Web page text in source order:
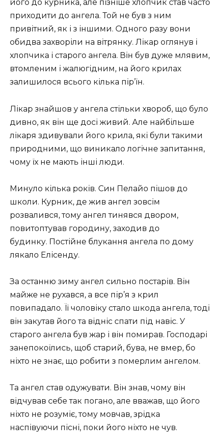
його до курника, але пізніше хлопчик став часто
приходити до ангела. Той не був з ним
привітний, як і з іншими. Одного разу вони
обидва захворіли на вітрянку. Лікар оглянув і
хлопчика і старого ангела. Він був дуже млявим,
втомленим і жалюгідним, на його крилах
залишилося всього кілька пір’їн.
Лікар знайшов у ангела стільки хвороб, що було
дивно, як він ще досі живий. Але найбільше
лікаря здивували його крила, які були такими
природними, що виникало логічне запитання,
чому їх не мають інші люди.
Минуло кілька років. Син Пелайо пішов до
школи. Курник, де жив ангел зовсім
розвалився, тому ангел тинявся двором,
повитоптував городину, заходив до
будинку. Постійне блукання ангела по дому
лякало Елісенду.
За останню зиму ангел сильно постарів. Він
майже не рухався, а все пір’я з крил
повипадало. Її чоловіку стало шкода ангела, тоді
він закутав його та відніс спати під навіс. У
старого ангела був жар і він помирав. Господарі
занепокоїлись, щоб старий, бува, не вмер, бо
ніхто не знає, що робити з померлим ангелом.
Та ангел став одужувати. Він знав, чому він
відчував себе так погано, але вважав, що його
ніхто не розуміє, тому мовчав, зрідка
наспівуючи пісні, поки його ніхто не чув.